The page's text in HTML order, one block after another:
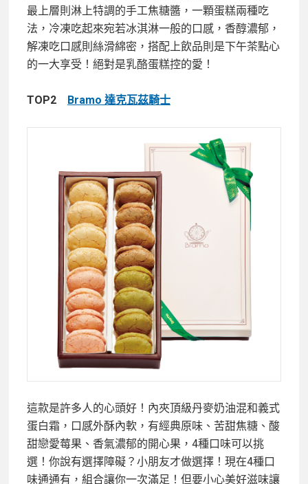
最上層則淋上特調的手工焦糖醬，一顆蛋糕兩種吃
法，冷凍吃起來宛若冰淇淋一般的口感，香醇濃郁，
解凍吃口感則絲滑綿密，搭配上飲品則是下午茶點心
的一大享受！絕對是乳酪蛋糕控的愛！
TOP2 Bramo 達克瓦茲騎士
這款是許多人的心頭好！內夾頂級丹麥奶油混和義式
蛋白霜，口感外酥內軟，有經典原味、苦甜焦糖、酸
甜戀愛莓果、香氣濃郁的開心果，4種口味可以挑
選！你說有選擇障礙？小朋友才做選擇！現在4種口
味通通有，組合讓你一次滿足！但要小心美好滋味讓